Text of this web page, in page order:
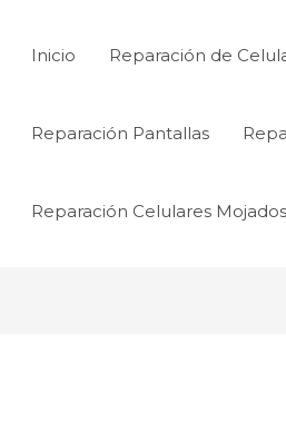
Inicio Reparación de
Reparación Pantallas
Reparación Celulares Mojados